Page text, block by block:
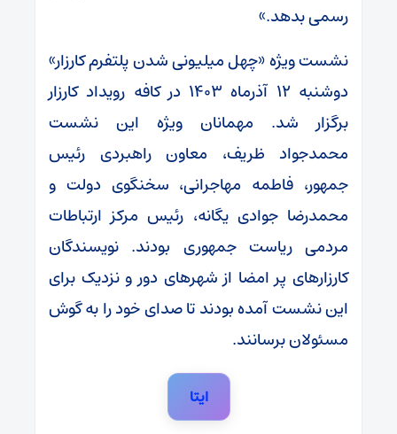
رسمی بدهد.»
نشست ویژه «چهل میلیونی شدن پلتفرم کارزار»
دوشنبه ۱۲ آذرماه ۱۴۰۳ در کافه رویداد کارزار
برگزار شد. مهمانان ویژه این نشست
محمدجواد ظریف، معاون راهبردی رئیس
جمهور، فاطمه مهاجرانی، سخنگوی دولت و
محمدرضا جوادی یگانه، رئیس مرکز ارتباطات
مردمی ریاست جمهوری بودند. نویسندگان
کارزارهای پر امضا از شهرهای دور و نزدیک برای
این نشست آمده بودند تا صدای خود را به گوش
مسئولان برسانند.
ایتا